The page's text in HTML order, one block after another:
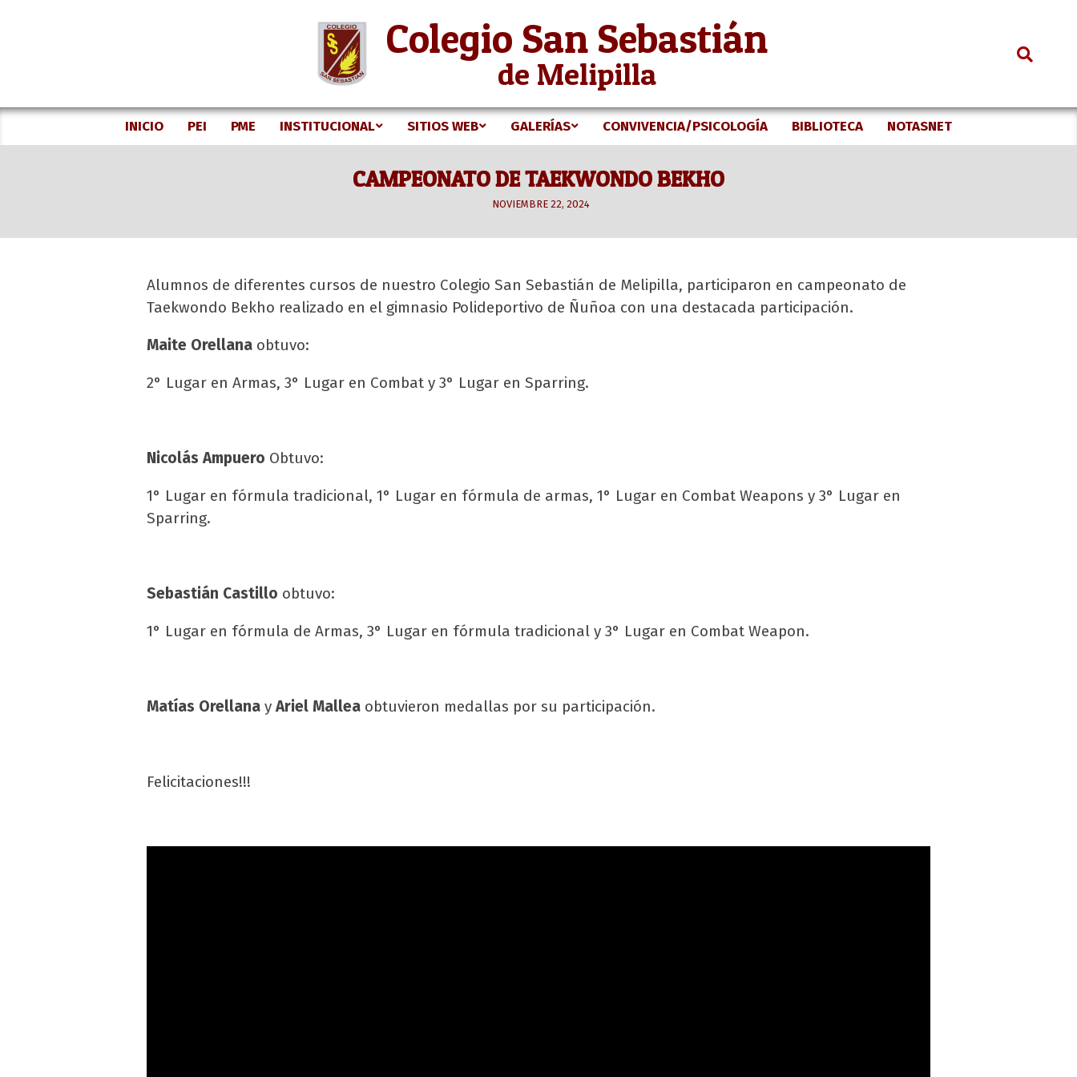
Colegio San Sebastián
de Melipilla
Secondary
Menu
INICIO PEI PME INSTITUCIONAL SITIOS WEB GALERÍAS CONVIVENCIA/PSICOLOGÍA BIBLIOTECA NOTASNET
CAMPEONATO DE TAEKWONDO BEKHO
NOVIEMBRE 22, 2024
Alumnos de diferentes cursos de nuestro Colegio San Sebastián de Melipilla, participaron en campeonato de
Taekwondo Bekho realizado en el gimnasio Polideportivo de Ñuñoa con una destacada participación.
Maite Orellana obtuvo:
2° Lugar en Armas, 3° Lugar en Combat y 3° Lugar en Sparring.
Nicolás Ampuero Obtuvo:
1° Lugar en fórmula tradicional, 1° Lugar en fórmula de armas, 1° Lugar en Combat Weapons y 3° Lugar en
Sparring.
Sebastián Castillo obtuvo:
1° Lugar en fórmula de Armas, 3° Lugar en fórmula tradicional y 3° Lugar en Combat Weapon.
Matías Orellana y Ariel Mallea obtuvieron medallas por su participación.
Felicitaciones!!!